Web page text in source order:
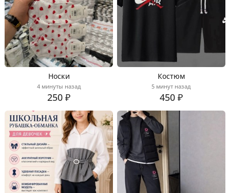
Носки
4 минуты назад
250 ₽
Костюм
5 минут назад
450 ₽